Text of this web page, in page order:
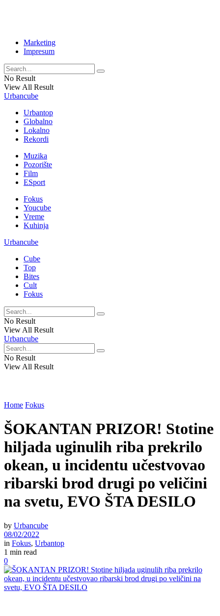
Marketing
Impresum
No Result
View All Result
Urbancube
Urbantop
Globalno
Lokalno
Rekordi
Muzika
Pozorište
Film
ESport
Fokus
Youcube
Vreme
Kuhinja
Urbancube
Cube
Top
Bites
Cult
Fokus
No Result
View All Result
Urbancube
No Result
View All Result
Home Fokus
ŠOKANTAN PRIZOR! Stotine
hiljada uginulih riba prekrilo
okean, u incidentu učestvovao
ribarski brod drugi po veličini
na svetu, EVO ŠTA DESILO
by Urbancube
08/02/2022
in Fokus, Urbantop
1 min read
0